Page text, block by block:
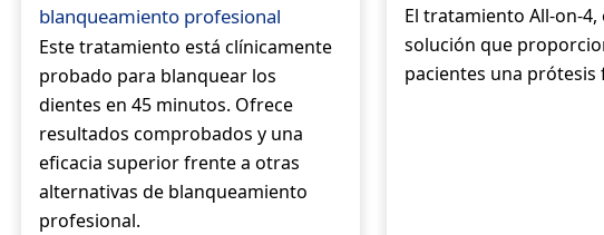
blanqueamiento profesional
Este tratamiento está clínicamente
probado para blanquear los
dientes en 45 minutos. Ofrece
resultados comprobados y una
eficacia superior frente a otras
alternativas de blanqueamiento
profesional.
El tratamiento All-on-4,
solución que
pacientes una prótesis